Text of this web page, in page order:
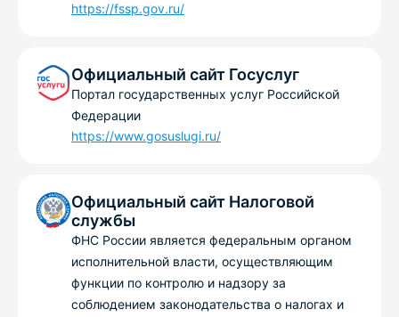
https://fssp.gov.ru/
Официальный сайт Госуслуг
Портал государственных услуг Российской
Федерации
https://www.gosuslugi.ru/
Официальный сайт Налоговой
службы
ФНС России является федеральным органом
исполнительной власти, осуществляющим
функции по контролю и надзору за
соблюдением законодательства о налогах и